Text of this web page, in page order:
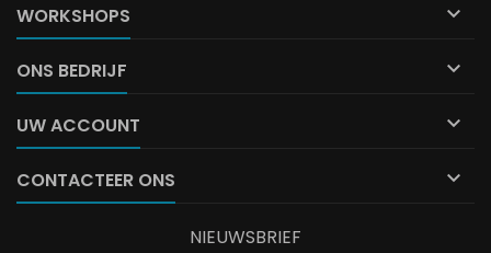
WORKSHOPS 
ONS BEDRIJF 
UW ACCOUNT 
CONTACTEER ONS 
NIEUWSBRIEF